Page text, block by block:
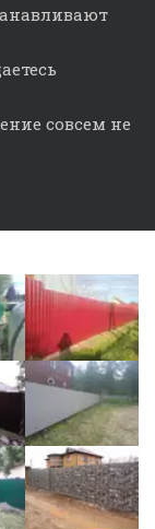
совсем не